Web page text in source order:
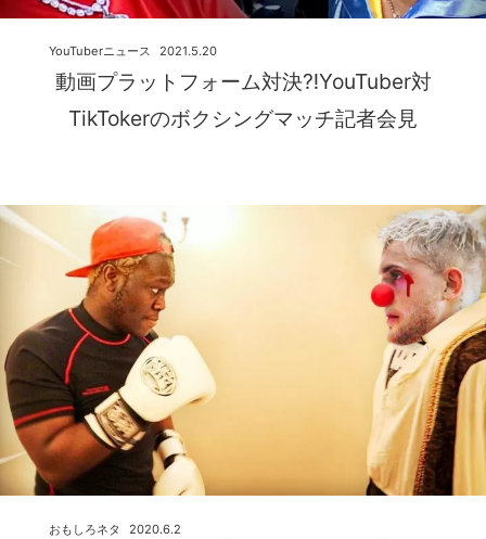
動画プラットフォーム対決⁈YouTuber対
TikTokerのボクシングマッチ記者会見
2021.5.20
YouTuberニュース
2020.6.2
おもしろネタ